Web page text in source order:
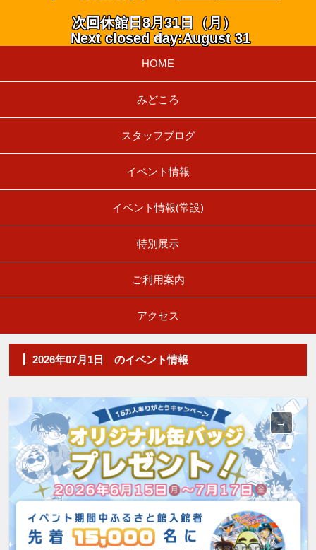
次回休館日8月31日（月）
Next closed day:August 31
HOME
みどころ
スタッフブログ
イベント情報
イベント情報(常設)
特別展示
ご利用案内
アクセス
2026年07月1日 のイベント情報